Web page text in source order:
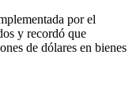
por el
y recordó que
de dólares en bienes